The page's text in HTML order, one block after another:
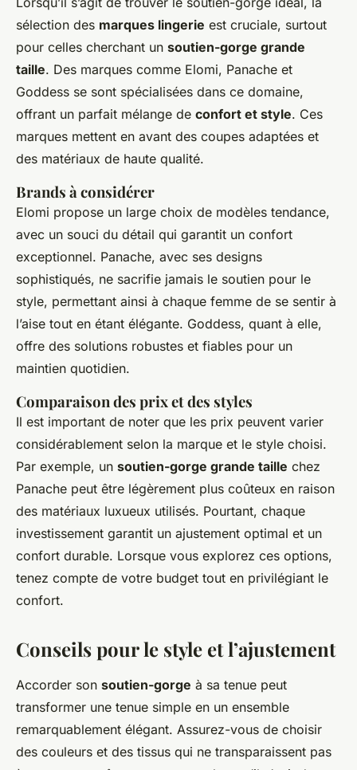
sélection des marques lingerie est cruciale, surtout
pour celles cherchant un soutien-gorge grande
taille. Des marques comme Elomi, Panache et
Goddess se sont spécialisées dans ce domaine,
offrant un parfait mélange de confort et style. Ces
marques mettent en avant des coupes adaptées et
des matériaux de haute qualité.
Brands à considérer
Elomi propose un large choix de modèles tendance,
avec un souci du détail qui garantit un confort
exceptionnel. Panache, avec ses designs
sophistiqués, ne sacrifie jamais le soutien pour le
style, permettant ainsi à chaque femme de se sentir à
l’aise tout en étant élégante. Goddess, quant à elle,
offre des solutions robustes et fiables pour un
maintien quotidien.
Comparaison des prix et des styles
Il est important de noter que les prix peuvent varier
considérablement selon la marque et le style choisi.
Par exemple, un soutien-gorge grande taille chez
Panache peut être légèrement plus coûteux en raison
des matériaux luxueux utilisés. Pourtant, chaque
investissement garantit un ajustement optimal et un
confort durable. Lorsque vous explorez ces options,
tenez compte de votre budget tout en privilégiant le
confort.
Conseils pour le style et l’ajustement
Accorder son soutien-gorge à sa tenue peut
transformer une tenue simple en un ensemble
remarquablement élégant. Assurez-vous de choisir
des couleurs et des tissus qui ne transparaissent pas